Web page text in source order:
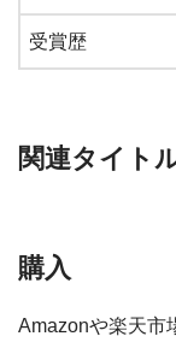
受賞歴
関連タイト
購入
Amazonや楽天市